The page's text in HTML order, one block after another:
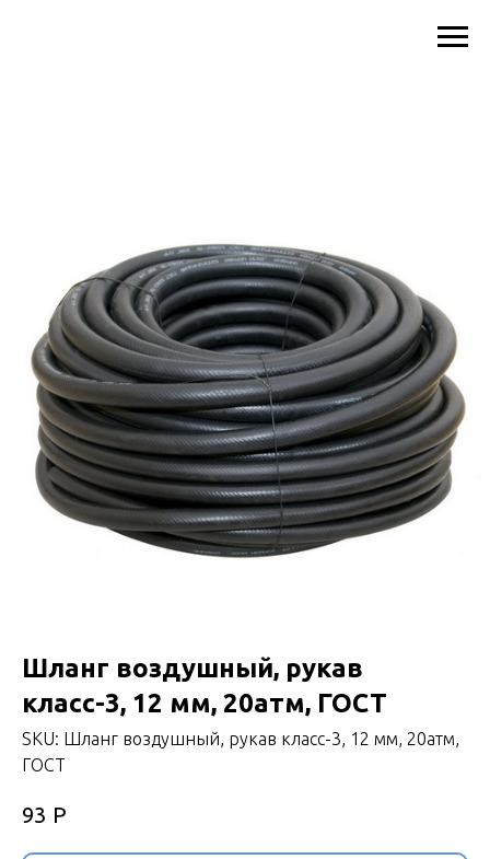
Шланг воздушный, рукав
класс-3, 12 мм, 20атм, ГОСТ
SKU: Шланг воздушный, рукав класс-3, 12 мм, 20атм,
ГОСТ
93 Р